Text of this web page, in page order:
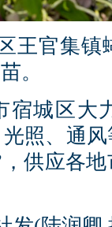
王官集
。
宿城区大
照、通
供应各